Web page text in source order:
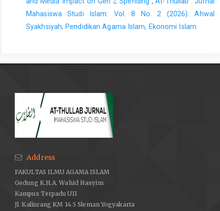
Mahasiswa Studi Islam: Vol. 8 No. 2 (2026): Ahwal
Syakhsiyah, Pendidikan Agama Islam, Ekonomi Islam
Address
FAKULTAS ILMU AGAMA ISLAM
Gedung K.H.A. Wahid Hasyim
Kampus Terpadu UII
Jl. Kaliurang KM 14.5 Sleman Yogyakarta